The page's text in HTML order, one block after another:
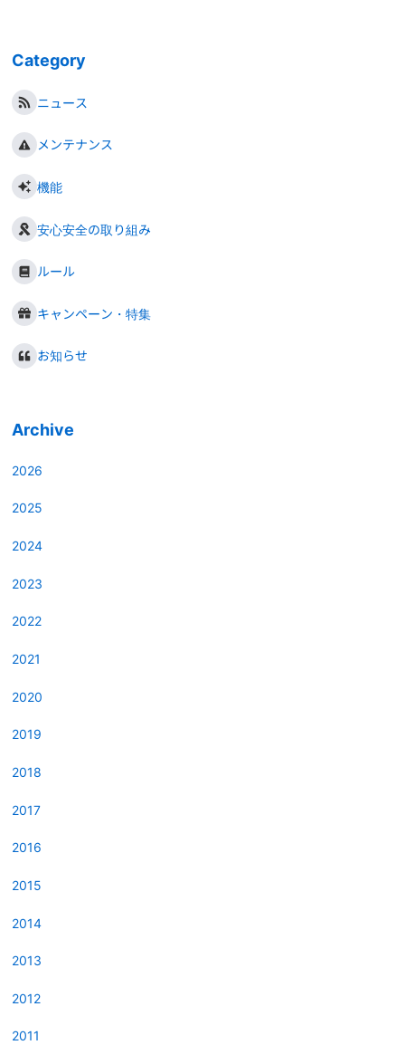
Category
ニュース
メンテナンス
機能
安心安全の取り組み
ルール
キャンペーン・特集
お知らせ
Archive
2026
2025
2024
2023
2022
2021
2020
2019
2018
2017
2016
2015
2014
2013
2012
2011